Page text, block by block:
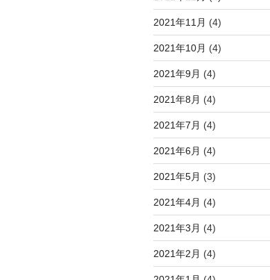
2021年11月 (4)
2021年10月 (4)
2021年9月 (4)
2021年8月 (4)
2021年7月 (4)
2021年6月 (4)
2021年5月 (3)
2021年4月 (4)
2021年3月 (4)
2021年2月 (4)